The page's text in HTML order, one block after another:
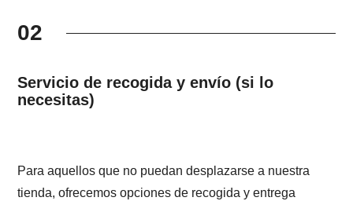
02
Servicio de recogida y envío (si lo
necesitas)
Para aquellos que no puedan desplazarse a nuestra
tienda, ofrecemos opciones de recogida y entrega